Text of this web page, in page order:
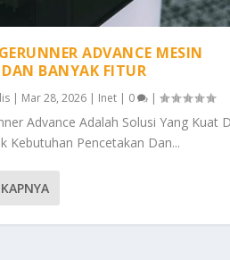
ADVANCE MESIN
BANYAK FITUR
Mar 28, 2026 Inet 0 |
Advance Adalah Solusi Yang Kuat
Kebutuhan Pencetakan Dan...